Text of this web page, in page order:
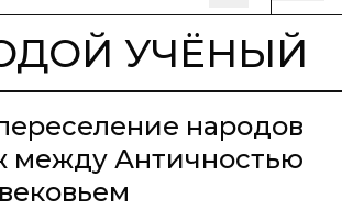
УЧЁНЫЙ
народов
между Античностью